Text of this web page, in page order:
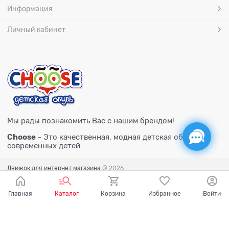
Информация
Личный кабинет
Мы рады познакомить Вас с нашим брендом!
Choose - Это качественная, модная детская обувь для
современных детей.
Движок для интернет магазина © 2026
Главная Каталог Корзина Избранное Войти